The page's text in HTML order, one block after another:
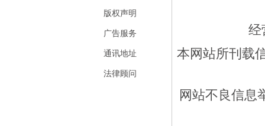
版权声明
广告服务
通讯地址
法律顾问
经
本网站所刊载
网站不良信息